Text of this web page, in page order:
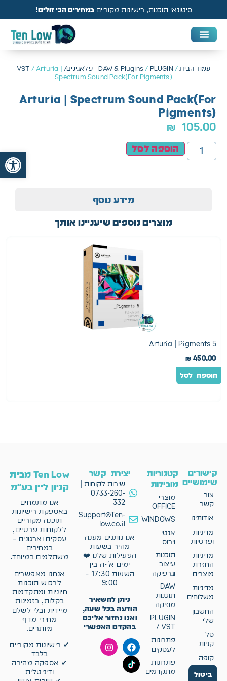
סיטונאי תוכנות, רישיונות מקורייםבמחירים הכי זולים!
עמוד הבית/
DAW & Plugins/ PLUGIN - פלאגינים/ VST
/ Arturia |
Spectrum Sound Pack(For Pigments)
Arturia | Spectrum Sound Pack(For
Pigments)
₪ 105.00
הוספה לסל
מידע נוסף
מוצרים נוספים שיעניינו אותך
Arturia | Pigments 5
₪ 450.00
הוספה לסל
קישורים
שימושיים
צור
קשר
אודותינו
מדיניות
ופרטיות
מדיניות
החזרת
מוצרים
מדיניות
משלוחים
החשבון
שלי
סל
קניות
קופה
ביטול
קטגוריות
מובילות
מוצרי
OFFICE
WINDOWS
אנטי
וירוס
תוכנות
עיצוב
וגרפיקה
DAW
תוכנות
מוזיקה
PLUGIN
/ VST
פתרונות
לעסקים
פתרונות
מתקדמים
יצירת קשר
שירות לקוחות |
0733-260-
332
Support@Ten-
low.co.il
אנו נותנים מענה
מהיר בשעות
הפעילות שלנו ❤️
ימים א'-ה בין
השעות 17:30 –
9:00
ניתן להשאיר
הודעה בכל שעה,
ואנו נחזור אליכם
בהקדם האפשרי
Ten Low מבית
קניון ליין בע"מ
אנו מתמחים
באספקת רישיונות
תוכנה מקוריים
ללקוחות פרטיים,
עסקים וארגונים –
במחירים
משתלמים במיוחד.
אנחנו מאפשרים
לרכוש תוכנות
חיוניות ומתקדמות
בקלות, בזמינות
מיידית ובלי לשלם
מחירי מדף
מיותרים.
✔ רישיונות מקוריים
בלבד
✔ אספקה מהירה
ודיגיטלית